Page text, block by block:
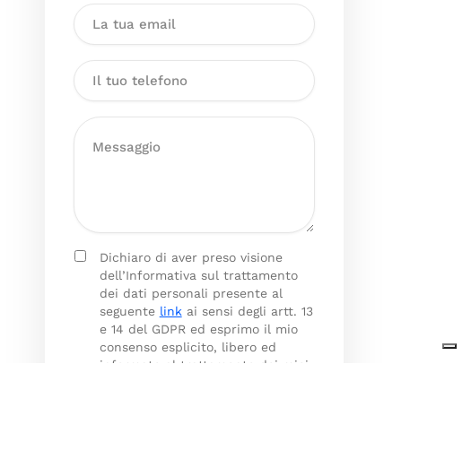
Dichiaro di aver preso visione
dell’Informativa sul trattamento
dei dati personali presente al
seguente linkai sensi degli artt. 13
e 14 del GDPR ed esprimo il mio
consenso esplicito, libero ed
informato al trattamento dei miei